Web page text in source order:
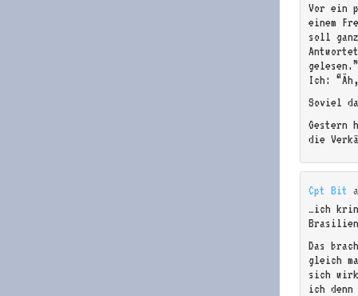
Vor ein
einem
soll
gelesen.”
Ich:
Soviel
Gestern
die
Cpt Bit
…ich
Das
gleich
sich
ich denn